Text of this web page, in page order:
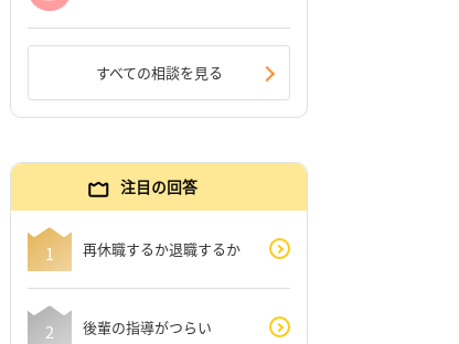
すべての相談を見る
注目の回答
再休職するか退職するか
後輩の指導がつらい